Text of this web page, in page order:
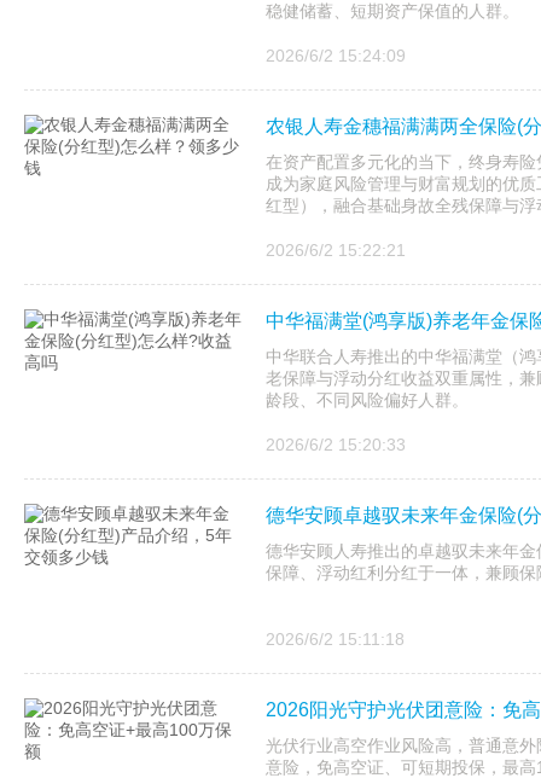
稳健储蓄、短期资产保值的人群。
2026/6/2 15:24:09
农银人寿金穗福满满两全保险(
在资产配置多元化的当下，终身寿
成为家庭风险管理与财富规划的优
红型），融合基础身故全残保障与
2026/6/2 15:22:21
中华福满堂(鸿享版)养老年金保
中华联合人寿推出的中华福满堂（
老保障与浮动分红收益双重属性，
龄段、不同风险偏好人群。
2026/6/2 15:20:33
德华安顾卓越驭未来年金保险(
德华安顾人寿推出的卓越驭未来年
保障、浮动红利分红于一体，兼顾
2026/6/2 15:11:18
2026阳光守护光伏团意险：免
光伏行业高空作业风险高，普通意
意险，免高空证、可短期投保，最